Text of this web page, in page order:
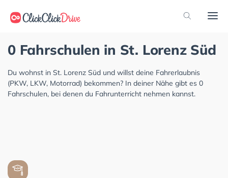
0 Fahrschulen in St. Lorenz Süd
Du wohnst in St. Lorenz Süd und willst deine Fahrerlaubnis
(PKW, LKW, Motorrad) bekommen? In deiner Nähe gibt es 0
Fahrschulen, bei denen du Fahrunterricht nehmen kannst.